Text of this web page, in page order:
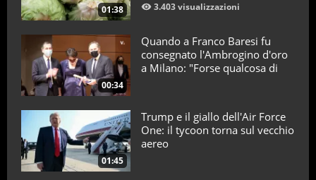
01:38 3.403 visualizzazioni
00:34
Quando a Franco Baresi fu
consegnato l'Ambrogino d'oro
a Milano: "Forse qualcosa di
01:45
Trump e il giallo dell'Air Force
One: il tycoon torna sul vecchio
aereo